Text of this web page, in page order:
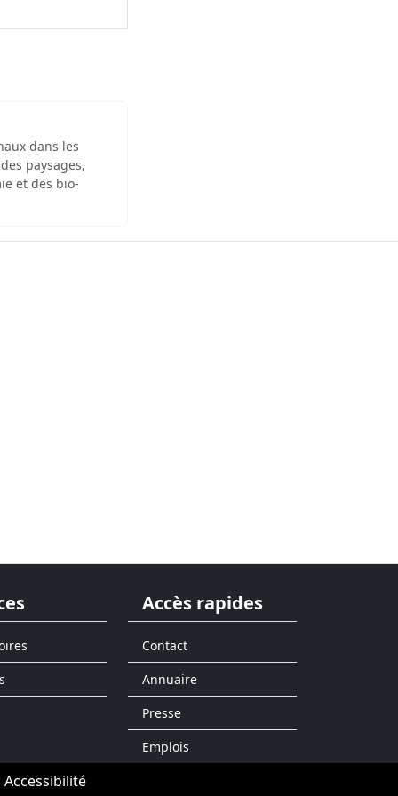
dans les
paysages,
et des bio-
Accès rapides
Contact
Annuaire
Presse
Emplois
Accessibilité